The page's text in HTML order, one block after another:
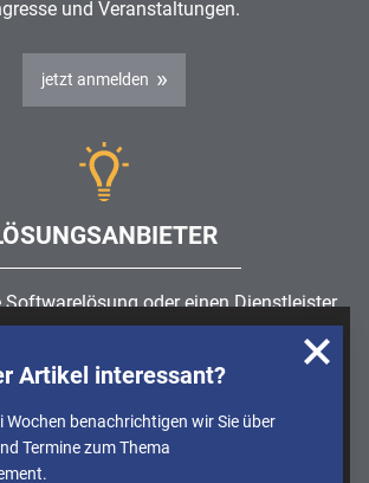
über die Nutzung unserer
zu erhalten und unser Angebot so
zu können. Weitere
finden Sie in unserer
und Veranstaltungen.
jetzt anmelden
Softwarelösung oder einen Dienstleister
Risikomanagement,GRC, IKS oder
ISMS?
Partner finden
Artikel interessant?
Wochen benachrichtigen wir Sie über
Termine zum Thema